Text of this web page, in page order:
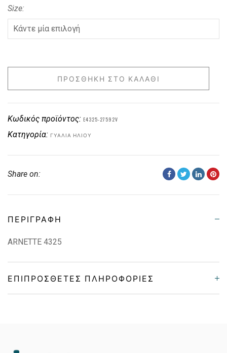
Size
ΠΡΟΣΘΉΚΗ ΣΤΟ ΚΑΛΆΘΙ
Κωδικός προϊόντος: E4325-27592V
Κατηγορία: ΓΥΑΛΙΆ ΗΛΊΟΥ
Share on:
ΠΕΡΙΓΡΑΦΉ
ARNETTE 4325
ΕΠΙΠΡΌΣΘΕΤΕΣ ΠΛΗΡΟΦΟΡΊΕΣ